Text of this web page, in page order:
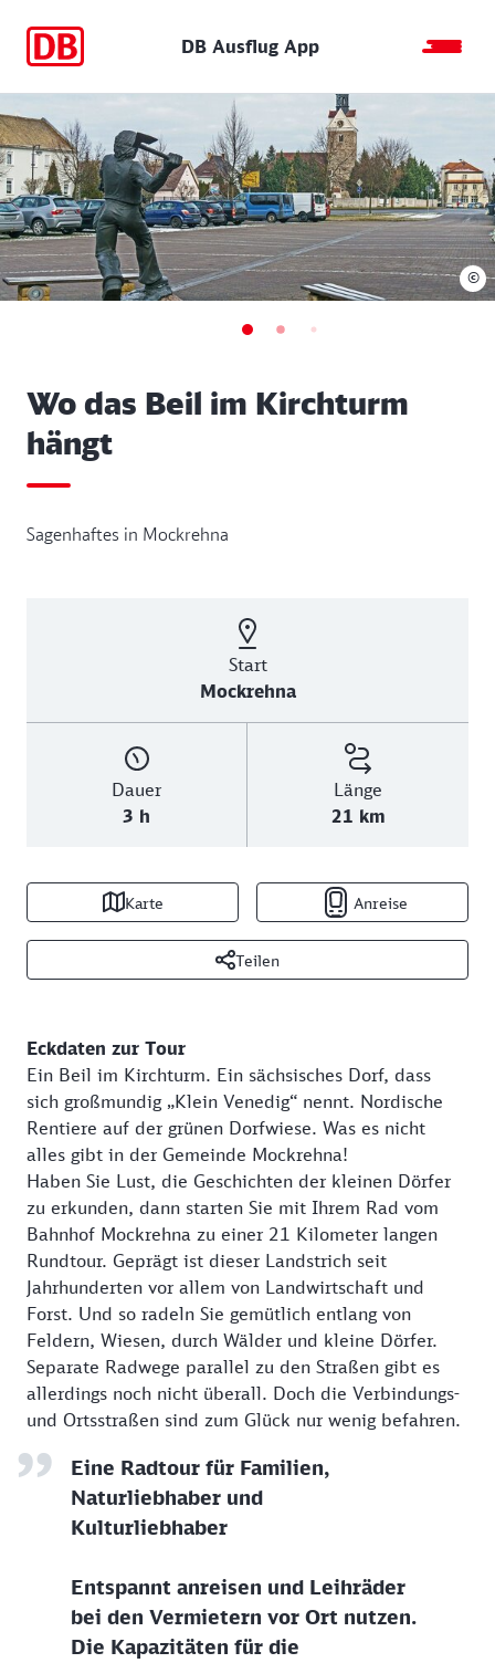
DB Ausflug App
Wo das Beil im Kirchturm
hängt
Sagenhaftes in Mockrehna
Start
Mockrehna
Dauer
3 h
Länge
21 km
Karte Anreise
Teilen
©
Eckdaten zur Tour
Ein Beil im Kirchturm. Ein sächsisches Dorf, dass
sich großmundig „Klein Venedig“ nennt. Nordische
Rentiere auf der grünen Dorfwiese. Was es nicht
alles gibt in der Gemeinde Mockrehna!
Haben Sie Lust, die Geschichten der kleinen Dörfer
zu erkunden, dann starten Sie mit Ihrem Rad vom
Bahnhof Mockrehna zu einer 21 Kilometer langen
Rundtour. Geprägt ist dieser Landstrich seit
Jahrhunderten vor allem von Landwirtschaft und
Forst. Und so radeln Sie gemütlich entlang von
Feldern, Wiesen, durch Wälder und kleine Dörfer.
Separate Radwege parallel zu den Straßen gibt es
allerdings noch nicht überall. Doch die Verbindungs-
und Ortsstraßen sind zum Glück nur wenig befahren.
Eine Radtour für Familien,
Naturliebhaber und
Kulturliebhaber
Entspannt anreisen und Leihräder
bei den Vermietern vor Ort nutzen.
Die Kapazitäten für die